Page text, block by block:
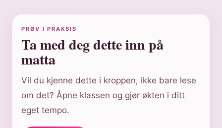
PRØV I PRAKSIS
Ta med deg dette inn på
matta
Vil du kjenne dette i kroppen, ikke bare lese
om det? Åpne klassen og gjør økten i ditt
eget tempo.